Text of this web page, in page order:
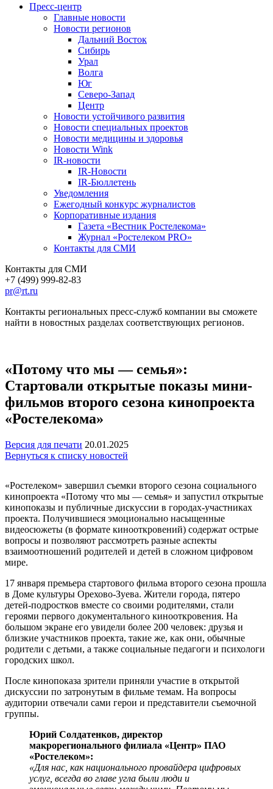
Пресс-центр
Главные новости
Новости регионов
Дальний Восток
Сибирь
Урал
Волга
Юг
Северо-Запад
Центр
Новости устойчивого развития
Новости специальных проектов
Новости медицины и здоровья
Новости Wink
IR-новости
IR-Новости
IR-Бюллетень
Уведомления
Ежегодный конкурс журналистов
Корпоративные издания
Газета «Вестник Ростелекома»
Журнал «Ростелеком PRO»
Контакты для СМИ
Контакты для СМИ
+7 (499) 999-82-83
pr@rt.ru
Контакты региональных пресс-служб компании вы сможете
найти в новостных разделах соответствующих регионов.
«Потому что мы — семья»:
Стартовали открытые показы мини-
фильмов второго сезона кинопроекта
«Ростелекома»
Версия для печати 20.01.2025
Вернуться к списку новостей
«Ростелеком» завершил съемки второго сезона социального
кинопроекта «Потому что мы — семья» и запустил открытые
кинопоказы и публичные дискуссии в городах-участниках
проекта. Получившиеся эмоционально насыщенные
видеосюжеты (в формате кинооткровений) содержат острые
вопросы и позволяют рассмотреть разные аспекты
взаимоотношений родителей и детей в сложном цифровом
мире.
17 января премьера стартового фильма второго сезона прошла
в Доме культуры Орехово-Зуева. Жители города, пятеро
детей-подростков вместе со своими родителями, стали
героями первого документального кинооткровения. На
большом экране его увидели более 200 человек: друзья и
близкие участников проекта, такие же, как они, обычные
родители с детьми, а также социальные педагоги и психологи
городских школ.
После кинопоказа зрители приняли участие в открытой
дискуссии по затронутым в фильме темам. На вопросы
аудитории отвечали сами герои и представители съемочной
группы.
Юрий Солдатенков, директор
макрорегионального филиала «Центр» ПАО
«Ростелеком»:
«Для нас, как национального провайдера цифровых
услуг, всегда во главе угла были люди и